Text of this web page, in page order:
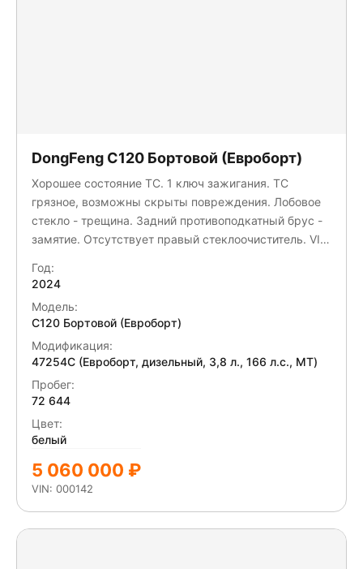
DongFeng C120 Бортовой (Евроборт)
Хорошее состояние ТС. 1 ключ зажигания. ТС
грязное, возможны скрыты повреждения. Лобовое
стекло - трещина. Задний противоподкатный брус -
замятие. Отсутствует правый стеклоочиститель. VIN
Год:
2024
Модель:
C120 Бортовой (Евроборт)
Модификация:
47254C (Евроборт, дизельный, 3,8 л., 166 л.с., МТ)
Пробег:
72 644
Цвет:
белый
5 060 000 ₽
VIN: 000142